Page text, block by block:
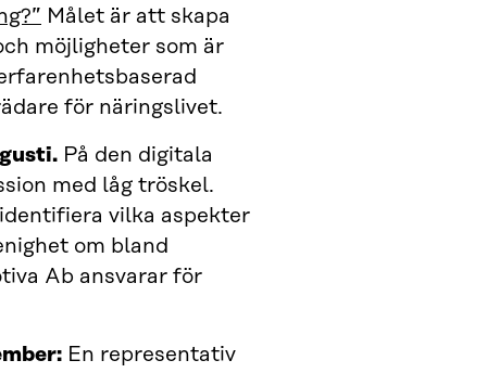
Målet är att skapa
möjligheter som är
för näringslivet.
På den digitala
med låg tröskel.
vilka aspekter
om bland
Ab ansvarar för
En representativ